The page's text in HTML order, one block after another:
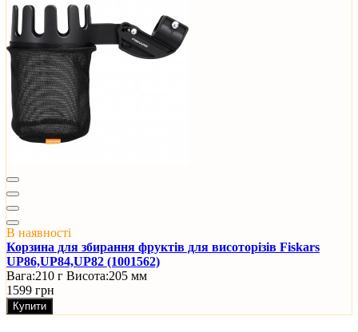
В наявності
Корзина для збирання фруктів для висоторізів Fiskars
UP86,UP84,UP82 (1001562)
Вага:210 г Висота:205 мм
1599 грн
Купити